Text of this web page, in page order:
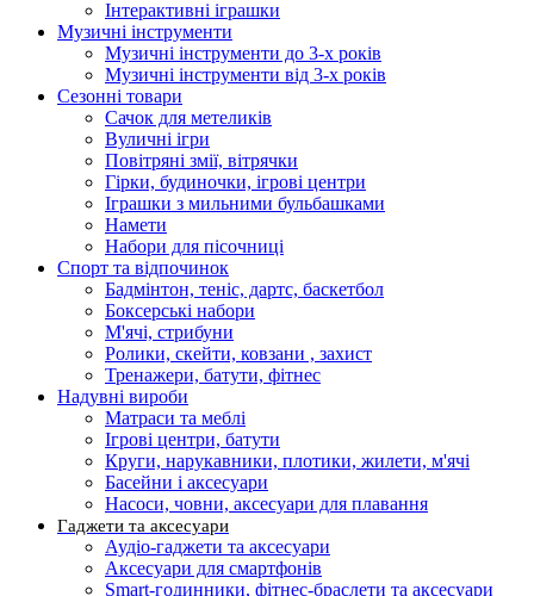
Інтерактивні іграшки
Музичні інструменти
Музичні інструменти до 3-х років
Музичні інструменти від 3-х років
Сезонні товари
Сачок для метеликів
Вуличні ігри
Повітряні змії, вітрячки
Гірки, будиночки, ігрові центри
Іграшки з мильними бульбашками
Намети
Набори для пісочниці
Спорт та відпочинок
Бадмінтон, теніс, дартс, баскетбол
Боксерські набори
М'ячі, стрибуни
Ролики, скейти, ковзани , захист
Тренажери, батути, фітнес
Надувні вироби
Матраси та меблі
Ігрові центри, батути
Круги, нарукавники, плотики, жилети, м'ячі
Басейни і аксесуари
Насоси, човни, аксесуари для плавання
Гаджети та аксесуари
Аудіо-гаджети та аксесуари
Аксесуари для смартфонів
Smart-годинники, фітнес-браслети та аксесуари